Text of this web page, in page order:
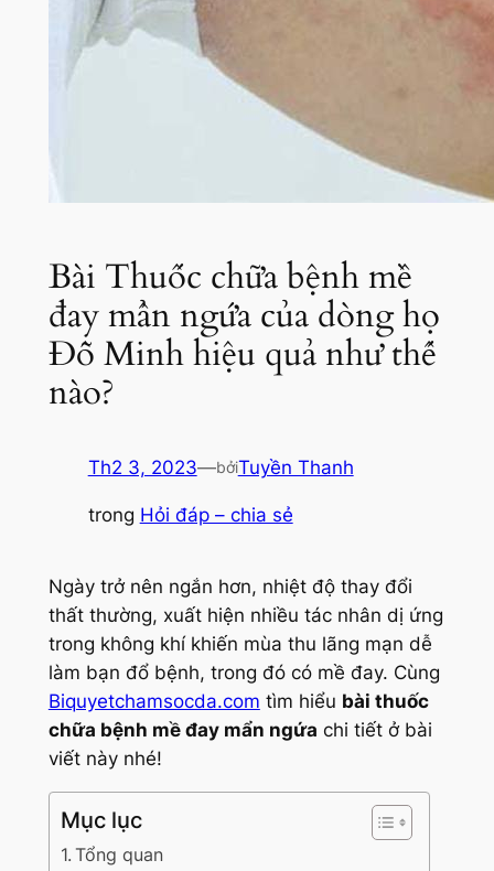
Bài Thuốc chữa bệnh mề
đay mẩn ngứa của dòng họ
Đỗ Minh hiệu quả như thế
nào?
Th2 3, 2023—bởiTuyền Thanh
trong Hỏi đáp – chia sẻ
Ngày trở nên ngắn hơn, nhiệt độ thay đổi
thất thường, xuất hiện nhiều tác nhân dị ứng
trong không khí khiến mùa thu lãng mạn dễ
làm bạn đổ bệnh, trong đó có mề đay. Cùng
Biquyetchamsocda.com tìm hiểu bài thuốc
chữa bệnh mề đay mẩn ngứa chi tiết ở bài
viết này nhé!
Mục lục
Tổng quan